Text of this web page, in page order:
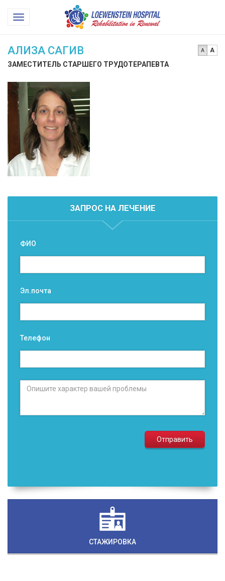
Toggle
Loewenstein
Hospital
A A
АЛИЗА САГИВ
ЗАМЕСТИТЕЛЬ СТАРШЕГО ТРУДОТЕРАПЕВТА
ЗАПРОС НА ЛЕЧЕНИЕ
ФИО
Эл.почта
Телефон
СТАЖИРОВКА